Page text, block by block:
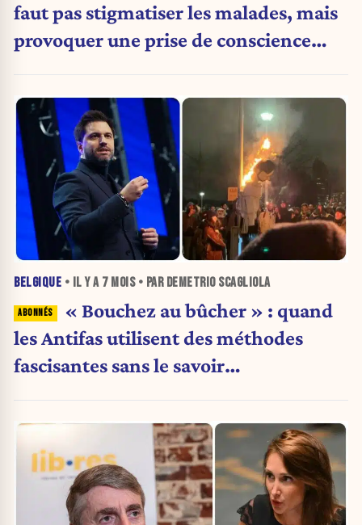
faut pas stigmatiser les malades, mais
provoquer une prise de conscience
BELGIQUE • IL Y A 7 MOIS• PAR DEMETRIO SCAGLIOLA
« Bouchez au bûcher » : quand
les Antifas utilisent des méthodes
fascisantes sans le savoir…